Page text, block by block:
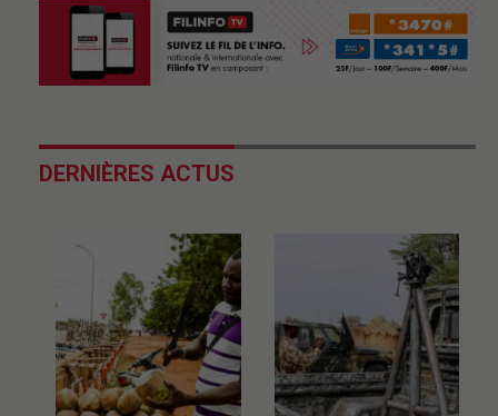
DERNIÈRES ACTUS